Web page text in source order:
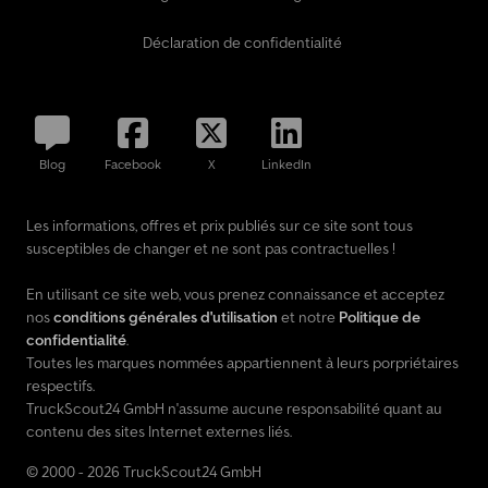
Déclaration de confidentialité
Blog Facebook X LinkedIn
Les informations, offres et prix publiés sur ce site sont tous
susceptibles de changer et ne sont pas contractuelles !
En utilisant ce site web, vous prenez connaissance et acceptez
nosconditions générales d'utilisation et notre Politique de
confidentialité.
Toutes les marques nommées appartiennent à leurs porpriétaires
respectifs.
TruckScout24 GmbH n'assume aucune responsabilité quant au
contenu des sites Internet externes liés.
© 2000 - 2026 TruckScout24 GmbH